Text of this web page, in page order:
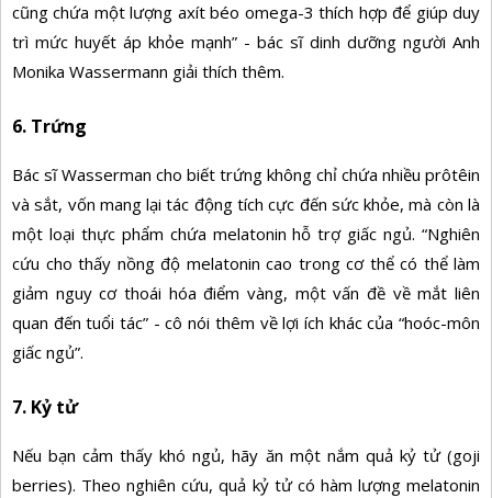
cũng chứa một lượng axít béo omega-3 thích hợp để giúp duy
trì mức huyết áp khỏe mạnh” - bác sĩ dinh dưỡng người Anh
Monika Wassermann giải thích thêm.
6. Trứng
Bác sĩ Wasserman cho biết trứng không chỉ chứa nhiều prôtêin
và sắt, vốn mang lại tác động tích cực đến sức khỏe, mà còn là
một loại thực phẩm chứa melatonin hỗ trợ giấc ngủ. “Nghiên
cứu cho thấy nồng độ melatonin cao trong cơ thể có thể làm
giảm nguy cơ thoái hóa điểm vàng, một vấn đề về mắt liên
quan đến tuổi tác” - cô nói thêm về lợi ích khác của “hoóc-môn
giấc ngủ”.
7. Kỷ tử
Nếu bạn cảm thấy khó ngủ, hãy ăn một nắm quả kỷ tử (goji
berries). Theo nghiên cứu, quả kỷ tử có hàm lượng melatonin